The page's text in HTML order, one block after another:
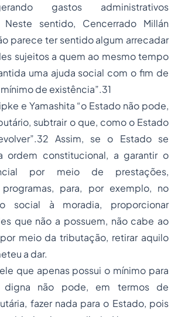
gastos administrativos
Neste sentido, Cencerrado Millán
parece ter sentido algum arrecadar
sujeitos a quem ao mesmo tempo
uma ajuda social com o fim de
de existência”.31
e Yamashita “o Estado não pode,
subtrair o que, como o Estado
Assim, se o Estado se
ordem constitucional, a garantir o
por meio de prestações,
para, por exemplo, no
social à moradia, proporcionar
que não a possuem, não cabe ao
meio da tributação, retirar aquilo
a dar.
que apenas possui o mínimo para
digna não pode, em termos de
fazer nada para o Estado, pois